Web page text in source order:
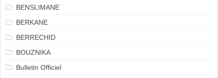
BENSLIMANE
BERKANE
BERRECHID
BOUZNIKA
Bulletin Officiel